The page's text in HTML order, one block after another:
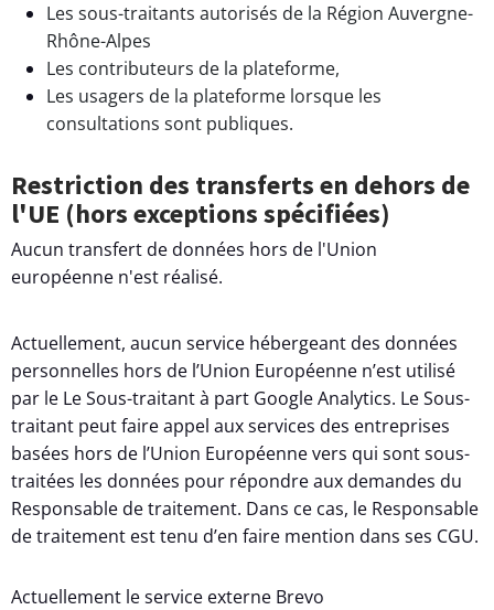
Les sous-traitants autorisés de la Région Auvergne-
Rhône-Alpes
Les contributeurs de la plateforme,
Les usagers de la plateforme lorsque les
consultations sont publiques.
Restriction des transferts en dehors de
l'UE (hors exceptions spécifiées)
Aucun transfert de données hors de l'Union
européenne n'est réalisé.
Actuellement, aucun service hébergeant des données
personnelles hors de l’Union Européenne n’est utilisé
par le Le Sous-traitant à part Google Analytics. Le Sous-
traitant peut faire appel aux services des entreprises
basées hors de l’Union Européenne vers qui sont sous-
traitées les données pour répondre aux demandes du
Responsable de traitement. Dans ce cas, le Responsable
de traitement est tenu d’en faire mention dans ses CGU.
Actuellement le service externe Brevo